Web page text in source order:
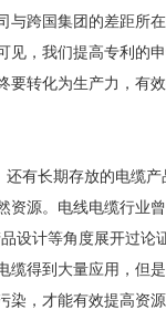
跨国集团的差距所在
见，我们提高专利的
要转化为生产力，有
有长期存放的电缆产
资源。电线电缆行业
设计等角度展开过论
缆得到大量应用，但
染，才能有效提高资